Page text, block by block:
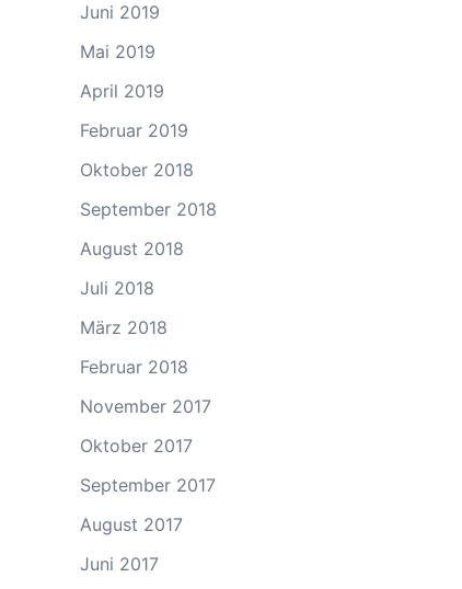
Juni 2019
Mai 2019
April 2019
Februar 2019
Oktober 2018
September 2018
August 2018
Juli 2018
März 2018
Februar 2018
November 2017
Oktober 2017
September 2017
August 2017
Juni 2017